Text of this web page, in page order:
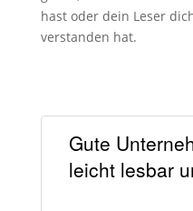
hast oder dein Leser
verstanden hat.
Gute
leicht lesbar